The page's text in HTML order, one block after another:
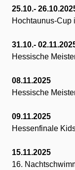
25.10.-
Hochtaunus-Cup
31.10.-
Hessische
08.11.2025
Hessische
09.11.2025
Hessenfinale
15.11.2025
16.